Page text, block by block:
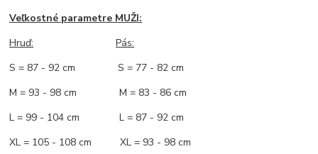
Veľkostné parametre MUŽI:
Hruď:
Pás:
S = 87 - 92 cm S = 77 - 82 cm
M = 93 - 98 cm M = 83 - 86 cm
L = 99 - 104 cm L = 87 - 92 cm
XL = 105 - 108 cm XL = 93 - 98 cm